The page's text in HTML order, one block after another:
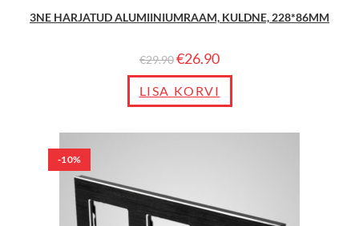
3NE HARJATUD ALUMIINIUMRAAM, KULDNE, 228*86MM
€29.90€26.90
LISA KORVI
-10%